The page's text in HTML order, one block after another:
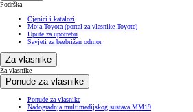
Podrška
Cjenici i katalozi
Moja Toyota (portal za vlasnike Toyote)
Upute za upotrebu
Savjeti za bezbrižan odmor
Za vlasnike
Za vlasnike
Ponude za vlasnike
Ponude za vlasnike
Nadogradnja multimedijskog sustava MM19